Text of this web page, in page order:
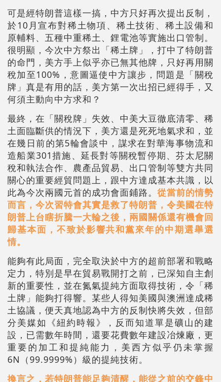
可是經特朗普這樣一搞，中方只好再次提出反制，
於10月宣布對稀土物項、稀土技術、稀土設備和
原輔料、五種中重稀土、鋰電池等實施出口管制。
很明顯，今次中方祭出「稀土牌」，打中了特朗普
的命門，美方手上似乎亦已無其他牌，只好再用關
稅加至100%，意圖逼使中方讓步，問題是「關稅
牌」真是有用的話，美方第一次出招已經得手，又
何須主動向中方求和？
最終，在「關稅牌」失效、中美大豆徹底清零、稀
土面臨斷供的情況下，美方還是死死地氣求和，並
在幾日前的第5輪會談中，謀求在對華海事物流和
造船業301措施、延長對等關稅暫停期、芬太尼關
稅和執法合作、農產品貿易、出口管制等雙方共同
關心的重要經貿問題上，跟中方達成基本共識，以
此為今次兩國元首的成功會面鋪路。 從當前的情勢
而言，今次習特會其實是救了特朗普，令美國在特
朗普上台瞎折騰一大輪之後，兩國關係還有機會回
歸基本面，不致於影響共和黨來年的中期選舉選
情。
能夠有此局面，完全取決於中方的超前部署和戰略
定力，特別是早在貿易戰開打之前，已深知自主創
新的重要性，並在氮氣提純方面取得技術，令「稀
土牌」能夠打得響。某些人得知美國與澳洲達成稀
土協議，便天真地認為中方的反制快將失效，但部
分美媒如《紐約時報》，反而知道單是礦山的建
設，已需數年時間，還要花費數年建設冶煉廠，更
重要的加工和提純能力，美西方似乎仍未掌握
6N（99.9999%）級的提純技術。
換言之，若特朗普能足夠清醒，能從之前的交鋒中